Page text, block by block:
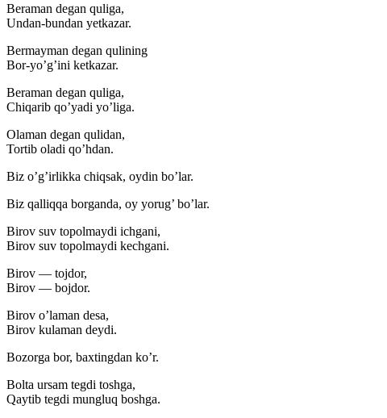
Beraman degan quliga,
Undan-bundan yetkazar.
Bermayman degan qulining
Bor-yo’g’ini ketkazar.
Beraman degan quliga,
Chiqarib qo’yadi yo’liga.
Olaman degan qulidan,
Tortib oladi qo’hdan.
Biz o’g’irlikka chiqsak, oydin bo’lar.
Biz qalliqqa borganda, oy yorug’ bo’lar.
Birov suv topolmaydi ichgani,
Birov suv topolmaydi kechgani.
Birov — tojdor,
Birov — bojdor.
Birov o’laman desa,
Birov kulaman deydi.
Bozorga bor, baxtingdan ko’r.
Bolta ursam tegdi toshga,
Qaytib tegdi mungluq boshga.